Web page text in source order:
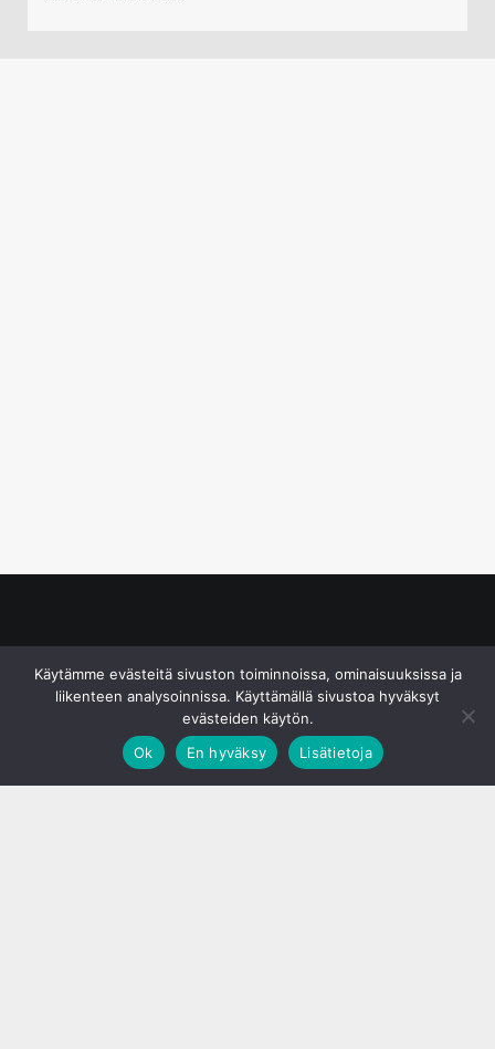
Käytämme evästeitä sivuston toiminnoissa, ominaisuuksissa ja
liikenteen analysoinnissa. Käyttämällä sivustoa hyväksyt
evästeiden käytön.
Ok
En hyväksy Lisätietoja